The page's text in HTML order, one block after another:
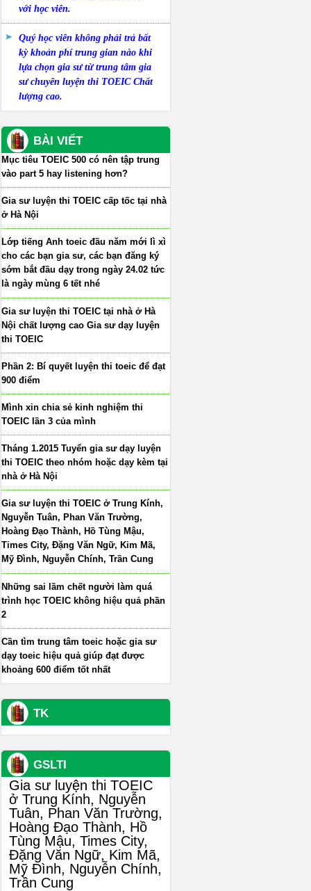
với học viên.
Quý học viên không phải trả bất
kỳ khoản phí trung gian nào khi
lựa chọn gia sư từ trung tâm gia
sư chuyên luyện thi TOEIC Chất
lượng cao.
BÀI VIẾT
Mục tiêu TOEIC 500 có nên tập trung
vào part 5 hay listening hơn?
Gia sư luyện thi TOEIC cấp tốc tại nhà
ở Hà Nội
Lớp tiếng Anh toeic đầu năm mới lì xì
cho các bạn gia sư, các bạn đăng ký
sớm bắt đầu dạy trong ngày 24.02 tức
là ngày mùng 6 tết nhé
Gia sư luyện thi TOEIC tại nhà ở Hà
Nội chất lượng cao Gia sư dạy luyện
thi TOEIC
Phần 2: Bí quyết luyện thi toeic để đạt
900 điểm
Mình xin chia sẻ kinh nghiệm thi
TOEIC lần 3 của mình
Tháng 1.2015 Tuyển gia sư dạy luyện
thi TOEIC theo nhóm hoặc dạy kèm tại
nhà ở Hà Nội
Gia sư luyện thi TOEIC ở Trung Kính,
Nguyễn Tuân, Phan Văn Trường,
Hoàng Đạo Thành, Hồ Tùng Mậu,
Times City, Đặng Văn Ngữ, Kim Mã,
Mỹ Đình, Nguyễn Chính, Trần Cung
Những sai lầm chết người làm quá
trình học TOEIC không hiệu quả phần
2
Cần tìm trung tâm toeic hoặc gia sư
dạy toeic hiệu quả giúp đạt được
khoảng 600 điểm tốt nhất
TK
GSLTI
Gia sư luyện thi TOEIC
ở Trung Kính, Nguyễn
Tuân, Phan Văn Trường,
Hoàng Đạo Thành, Hồ
Tùng Mậu, Times City,
Đặng Văn Ngữ, Kim Mã,
Mỹ Đình, Nguyễn Chính,
Trần Cung